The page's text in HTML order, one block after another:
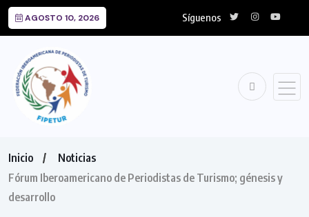
AGOSTO 10, 2026 Síguenos
Inicio
Noticias
Fórum Iberoamericano de Periodistas de Turismo; génesis y
desarrollo